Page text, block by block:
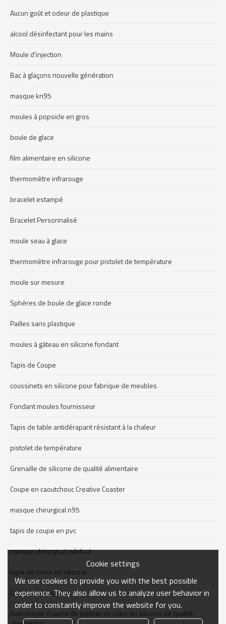
Aucun goût et odeur de plastique
alcool désinfectant pour les mains
Moule d'injection
Bac à glaçons nouvelle génération
masque kn95
moules à popsicle en gros
boule de glace
film alimentaire en silicone
thermomètre infrarouge
bracelet estampé
Bracelet Personnalisé
moule seau à glace
thermomètre infrarouge pour pistolet de température
moule sur mesure
Sphères de boule de glace ronde
Pailles sans plastique
moules à gâteau en silicone fondant
Tapis de Coupe
coussinets en silicone pour fabrique de meubles
Fondant moules fournisseur
Tapis de table antidérapant résistant à la chaleur
pistolet de température
Grenaille de silicone de qualité alimentaire
Coupe en caoutchouc Creative Coaster
masque chirurgical n95
tapis de coupe en pvc
masque chirurgical médical
tapis de tasse en silicone
Cadeaux de bracelet
fournisseur d'usine de plateau de cube en silicone de qualité
Cookie settings
We use cookies to provide you with the best possible
experience. They also allow us to analyze user behavior in
order to constantly improve the website for you.